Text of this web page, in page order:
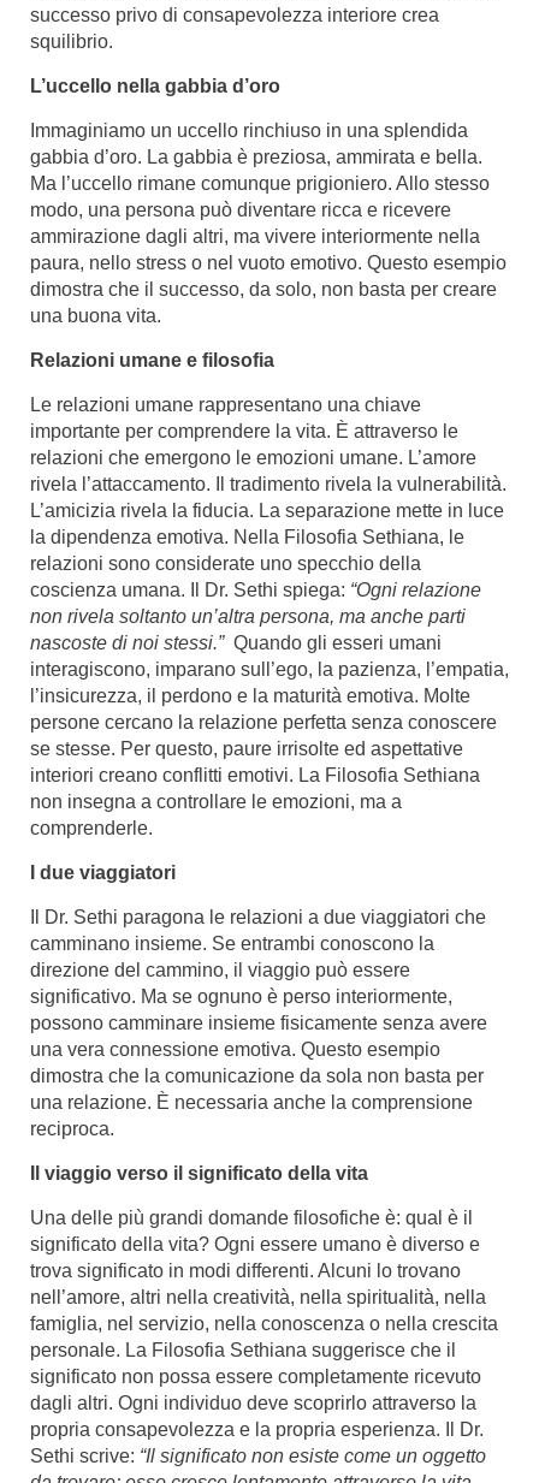
successo privo di consapevolezza interiore crea
squilibrio.
L’uccello nella gabbia d’oro
Immaginiamo un uccello rinchiuso in una splendida
gabbia d’oro. La gabbia è preziosa, ammirata e bella.
Ma l’uccello rimane comunque prigioniero. Allo stesso
modo, una persona può diventare ricca e ricevere
ammirazione dagli altri, ma vivere interiormente nella
paura, nello stress o nel vuoto emotivo. Questo esempio
dimostra che il successo, da solo, non basta per creare
una buona vita.
Relazioni umane e filosofia
Le relazioni umane rappresentano una chiave
importante per comprendere la vita. È attraverso le
relazioni che emergono le emozioni umane. L’amore
rivela l’attaccamento. Il tradimento rivela la vulnerabilità.
L’amicizia rivela la fiducia. La separazione mette in luce
la dipendenza emotiva. Nella Filosofia Sethiana, le
relazioni sono considerate uno specchio della
coscienza umana. Il Dr. Sethi spiega: “Ogni relazione
non rivela soltanto un’altra persona, ma anche parti
nascoste di noi stessi.” Quando gli esseri umani
interagiscono, imparano sull’ego, la pazienza, l’empatia,
l’insicurezza, il perdono e la maturità emotiva. Molte
persone cercano la relazione perfetta senza conoscere
se stesse. Per questo, paure irrisolte ed aspettative
interiori creano conflitti emotivi. La Filosofia Sethiana
non insegna a controllare le emozioni, ma a
comprenderle.
I due viaggiatori
Il Dr. Sethi paragona le relazioni a due viaggiatori che
camminano insieme. Se entrambi conoscono la
direzione del cammino, il viaggio può essere
significativo. Ma se ognuno è perso interiormente,
possono camminare insieme fisicamente senza avere
una vera connessione emotiva. Questo esempio
dimostra che la comunicazione da sola non basta per
una relazione. È necessaria anche la comprensione
reciproca.
Il viaggio verso il significato della vita
Una delle più grandi domande filosofiche è: qual è il
significato della vita? Ogni essere umano è diverso e
trova significato in modi differenti. Alcuni lo trovano
nell’amore, altri nella creatività, nella spiritualità, nella
famiglia, nel servizio, nella conoscenza o nella crescita
personale. La Filosofia Sethiana suggerisce che il
significato non possa essere completamente ricevuto
dagli altri. Ogni individuo deve scoprirlo attraverso la
propria consapevolezza e la propria esperienza. Il Dr.
Sethi scrive: “Il significato non esiste come un oggetto